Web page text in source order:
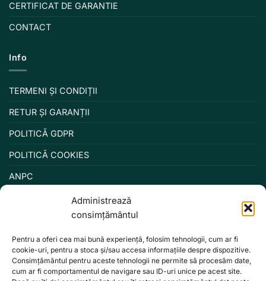
Administrează
consimțământul
Pentru a oferi cea mai bună experiență, folosim tehnologii, cum ar fi
cookie-uri, pentru a stoca și/sau accesa informațiile despre dispozitive.
Consimțământul pentru aceste tehnologii ne permite să procesăm date,
cum ar fi comportamentul de navigare sau ID-uri unice pe acest site.
CERTIFICAT DE GARANTIE
CONTACT
Info
TERMENI ȘI CONDIȚII
RETUR ȘI GARANȚII
POLITICĂ GDPR
POLITICĂ COOKIES
ANPC